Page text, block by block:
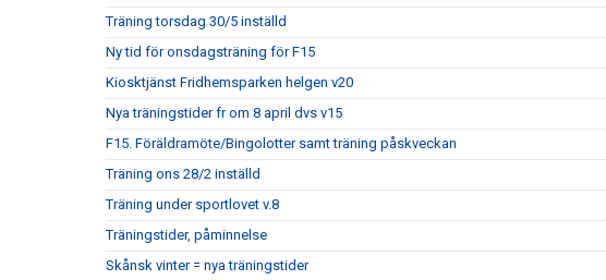
Träning torsdag 30/5 inställd
Ny tid för onsdagsträning för F15
Kiosktjänst Fridhemsparken helgen v20
Nya träningstider fr om 8 april dvs v15
F15. Föräldramöte/Bingolotter samt träning påskveckan
Träning ons 28/2 inställd
Träning under sportlovet v.8
Träningstider, påminnelse
Skånsk vinter = nya träningstider